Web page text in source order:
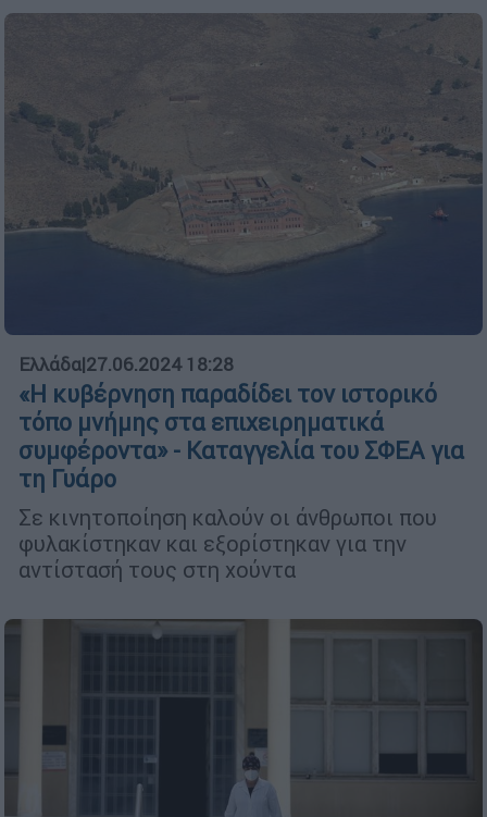
Ελλάδα|27.06.2024 18:28
«Η κυβέρνηση παραδίδει τον ιστορικό
τόπο μνήμης στα επιχειρηματικά
συμφέροντα» - Καταγγελία του ΣΦΕΑ για
τη Γυάρο
Σε κινητοποίηση καλούν οι άνθρωποι που
φυλακίστηκαν και εξορίστηκαν για την
αντίστασή τους στη χούντα